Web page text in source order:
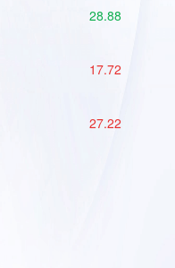
28.88
17.72
27.22